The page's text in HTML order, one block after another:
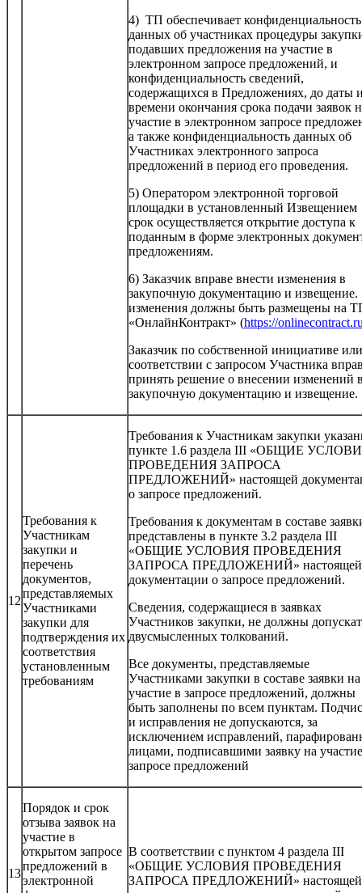
4) ТП обеспечивает конфиденциальность
данных об участниках процедуры
подавших предложения на участие в
электронном запросе предложений, и
конфиденциальность сведений,
содержащихся в Предложениях, до даты
времени окончания срока подачи заявок
участие в электронном запросе
а также конфиденциальность данных об
Участниках электронного запроса
предложений в период его проведения.
5) Оператором электронной торговой
площадки в установленный Извещением
срок осуществляется открытие доступа к
поданным в форме электронных
предложениям.
6) Заказчик вправе внести изменения в
закупочную документацию и извещение.
изменения должны быть размещены на
«ОнлайнКонтракт» (https://
Заказчик по собственной инициативе
соответствии с запросом Участника
принять решение о внесении изменений
закупочную документацию и извещение.
12
Требования к
Участникам
закупки и
перечень
документов,
представляемых
Участниками
закупки для
подтверждения их
соответствия
установленным
требованиям
Требования к Участникам закупки
пункте 1.6 раздела III «ОБЩИЕ
ПРОВЕДЕНИЯ ЗАПРОСА
ПРЕДЛОЖЕНИЙ» настоящей
о запросе предложений.
Требования к документам в составе
представлены в пункте 3.2 раздела III
«ОБЩИЕ УСЛОВИЯ ПРОВЕДЕНИЯ
ЗАПРОСА ПРЕДЛОЖЕНИЙ» настоящей
документации о запросе предложений.
Сведения, содержащиеся в заявках
Участников закупки, не должны
двусмысленных толкований.
Все документы, представляемые
Участниками закупки в составе заявки на
участие в запросе предложений, должны
быть заполнены по всем пунктам.
и исправления не допускаются, за
исключением исправлений,
лицами, подписавшими заявку на
запросе предложений
13
Порядок и срок
отзыва заявок на
участие в
открытом запросе
предложений в
электронной
В соответствии с пунктом 4 раздела III
«ОБЩИЕ УСЛОВИЯ ПРОВЕДЕНИЯ
ЗАПРОСА ПРЕДЛОЖЕНИЙ» настоящей